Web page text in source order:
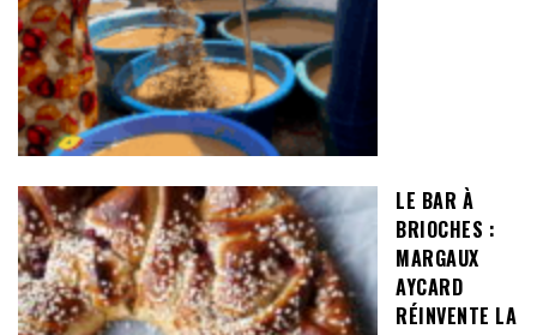
LE BAR À
BRIOCHES :
MARGAUX
AYCARD
RÉINVENTE LA